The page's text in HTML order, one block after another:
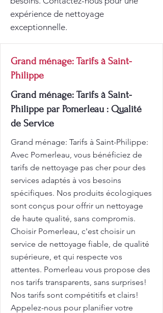
expérience de nettoyage
exceptionnelle.
Grand ménage: Tarifs à Saint-
Philippe
Grand ménage: Tarifs à Saint-
Philippe par Pomerleau : Qualité
de Service
Grand ménage: Tarifs à Saint-Philippe:
Avec Pomerleau, vous bénéficiez de
tarifs de nettoyage pas cher pour des
services adaptés à vos besoins
spécifiques. Nos produits écologiques
sont conçus pour offrir un nettoyage
de haute qualité, sans compromis.
Choisir Pomerleau, c'est choisir un
service de nettoyage fiable, de qualité
supérieure, et qui respecte vos
attentes. Pomerleau vous propose des
nos tarifs transparents, sans surprises!
Nos tarifs sont compétitifs et clairs!
Appelez-nous pour planifier votre